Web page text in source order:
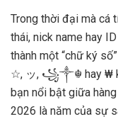
Trong thời đại mà cá
thái, nick name hay
thành một “chữ ký
☆, ッ, ꧁༒☬ hay ₩
bạn nổi bật giữa
2026 là năm của sự